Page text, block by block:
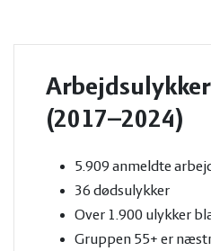
(2017–2024)
5.909 anmeldte
36 dødsulykker
Over 1.900 ulykker
Gruppen 55+ er